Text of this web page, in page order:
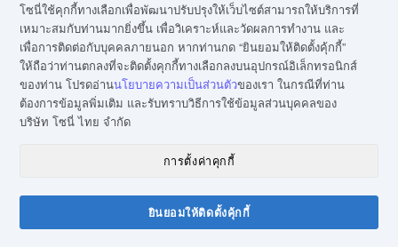
โซนี่ใช้คุกกี้ทางเลือกเพื่อพัฒนาปรับปรุงให้เว็บไซต์สามารถให้บริการที่
เหมาะสมกับท่านมากยิ่งขึ้น เพื่อวิเคราะห์และวัดผลการทำงาน และ
เพื่อการติดต่อกับบุคคลภายนอก หากท่านกด “ยินยอมให้ติดตั้งคุ้กกี้”
ให้ถือว่าท่านตกลงที่จะติดตั้งคุกกี้ทางเลือกลงบนอุปกรณ์อิเล็กทรอนิกส์
ของท่าน โปรดอ่านนโยบายความเป็นส่วนตัวของเรา ในกรณีที่ท่าน
ต้องการข้อมูลพิ่มเติม และรับทราบวิธีการใช้ข้อมูลส่วนบุคคลของ
บริษัท โซนี่ ไทย จำกัด
การตั้งค่าคุกกี้
ยินยอมให้ติดตั้งคุ้กกี้